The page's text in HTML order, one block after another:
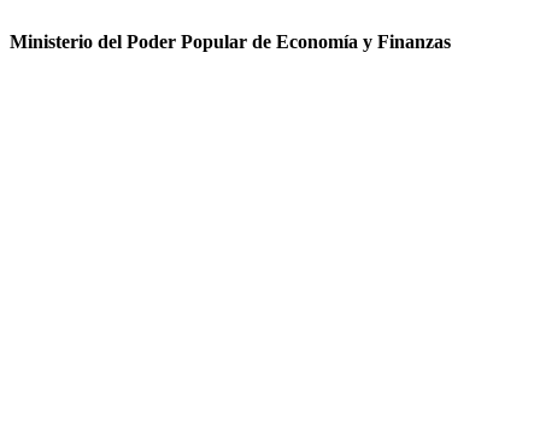
Ministerio del Poder Popular de Economía y Finanzas